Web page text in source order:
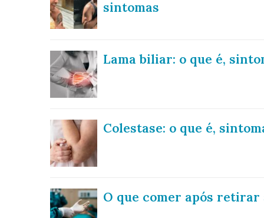
sintomas
Lama biliar: o que é,
Colestase: o que é,
O que comer após retirar